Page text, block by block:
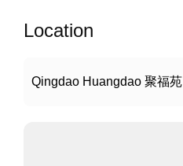
Location
Qingdao Huangdao 聚福苑